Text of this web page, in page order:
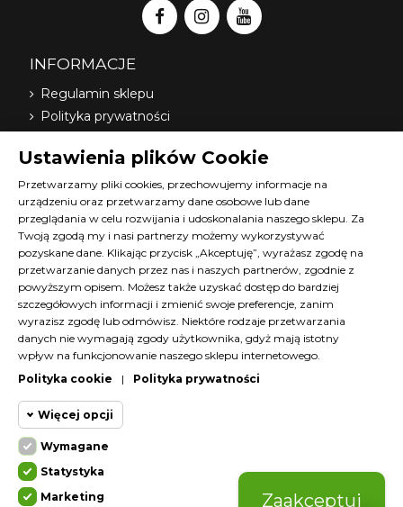
INFORMACJE
Regulamin sklepu
Polityka prywatności
Nasi dystrybutorzy
O nas
FAQ
Terminy szkoleń Diana
Materiały do pobrania
Kontakt z nami
Program lojalnościowy
KONTAKT
Ustawienia plików Cookie
Przetwarzamy pliki cookies, przechowujemy informacje na
urządzeniu oraz przetwarzamy dane osobowe lub dane
przeglądania w celu rozwijania i udoskonalania naszego sklepu. Za
Twoją zgodą my i nasi partnerzy możemy wykorzystywać
pozyskane dane. Klikając przycisk „Akceptuję”, wyrażasz zgodę na
przetwarzanie danych przez nas i naszych partnerów, zgodnie z
powyższym opisem. Możesz także uzyskać dostęp do bardziej
szczegółowych informacji i zmienić swoje preferencje, zanim
wyrazisz zgodę lub odmówisz. Niektóre rodzaje przetwarzania
danych nie wymagają zgody użytkownika, gdyż mają istotny
wpływ na funkcjonowanie naszego sklepu internetowego.
Polityka cookie
| Polityka prywatności
Więcej opcji
Wymagane
Wymagane pliki cookie oraz cookie
HttpOnly. Pliki cookie wymagane do
Wymagane
Statystyka
Marketing
Zaakceptuj